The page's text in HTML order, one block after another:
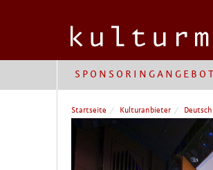
Startseite Kulturanbieter